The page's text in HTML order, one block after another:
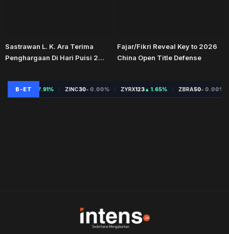
Sastrawan L. K. Ara Terima
Penghargaan Di Hari Puisi 2...
Fajar/Fikri Reveal Key to 2026
China Open Title Defense